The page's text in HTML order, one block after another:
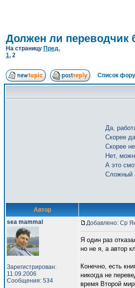
Должен ли переводчик
На страницу Пред.
1, 2
Список
Да,
Скорее
Скорее
Нет,
А это
Сложный
Автор
sea mammal
Зарегистрирован:
11.09.2006
Сообщения: 534
Добавлено: Ср
Я один раз
но не я, а автор
Конечно, есть
никогда не
время Второй